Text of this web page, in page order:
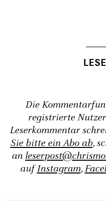
Die
registrierte
Leserkommentar
Sie bitte ein Abo ab,
an
aufInstagram,